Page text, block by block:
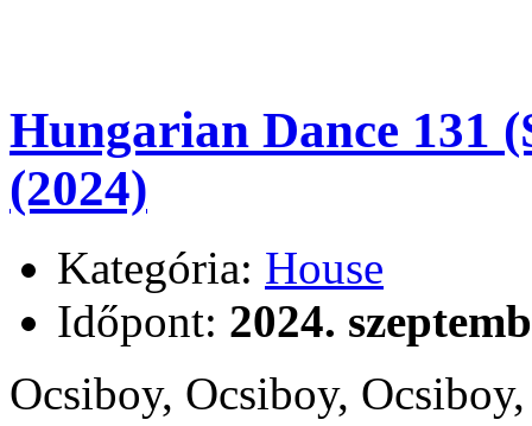
Hungarian Dance 131
(2024)
Kategória: House
Időpont: 2024.
Ocsiboy, Ocsiboy,